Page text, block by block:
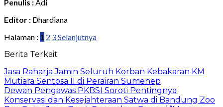
Penulis :Adi
Editor : Dhardiana
Halaman : 1 2 3Selanjutnya
Berita Terkait
Jasa Raharja Jamin Seluruh Korban Kebakaran KM
Mutiara Sentosa II di Perairan Sumenep
Dewan Pengawas PKBSI Soroti Pentingnya
Konservasi dan Kesejahteraan Satwa di Bandung Zoo